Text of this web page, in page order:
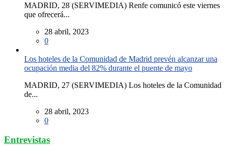
MADRID, 28 (SERVIMEDIA) Renfe comunicó este viernes
que ofrecerá...
28 abril, 2023
0
Los hoteles de la Comunidad de Madrid prevén alcanzar una
ocupación media del 82% durante el puente de mayo
MADRID, 27 (SERVIMEDIA) Los hoteles de la Comunidad
de...
28 abril, 2023
0
Entrevistas